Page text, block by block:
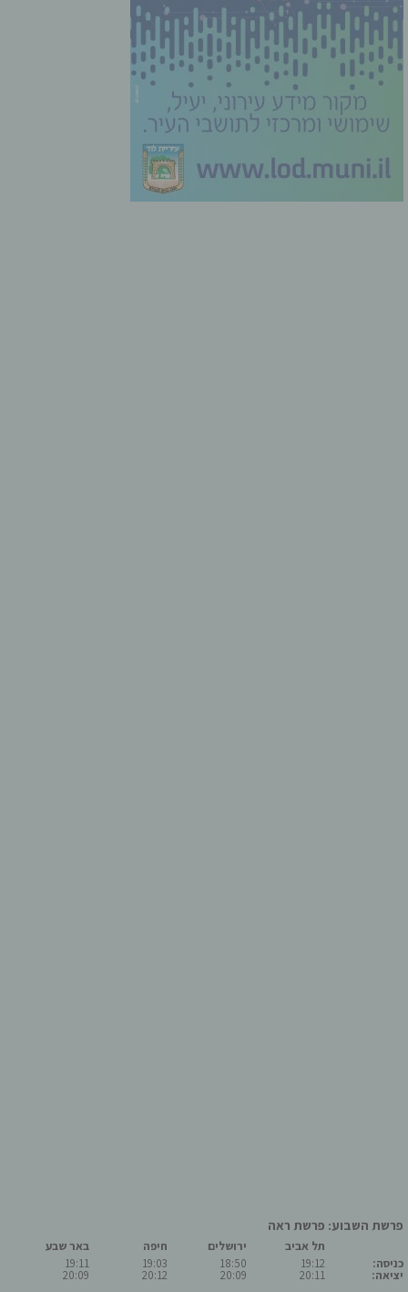
פרשת השבוע: פרשת ראה
כניסה:
יציאה:
תל אביב
19:12
20:11
ירושלים
18:50
20:09
חיפה
19:03
20:12
באר שבע
19:11
20:09